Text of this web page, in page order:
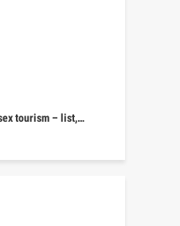
tourism – list,…